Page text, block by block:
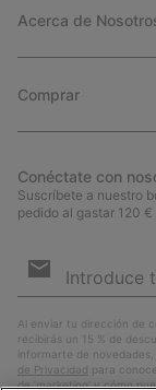
Acerca de
Comprar
Conéctate con
Suscríbete a nuestro
pedido al gastar 120
de
Al enviar tu dirección de
recibirás un 15 % de
informarte de
de Privacidad para
de ’marketing’ y cómo